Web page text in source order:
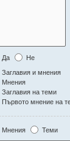
Да
Не
Заглавия и мнения
Мнения
Заглавия на теми
Първото мнение на
Мнения
Теми